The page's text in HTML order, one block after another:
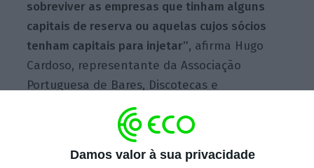
Damos valor à sua privacidade
sobreviver as empresas que tinham alguns
capitais de reserva ou aquelas cujos sócios
tenham capitais para injetar”, afirma Hugo
Cardoso, representante da Associação
Portuguesa de Bares, Discotecas e
Animadores, em declarações ao ECO.
No final de julho, o Executivo permitiu que os